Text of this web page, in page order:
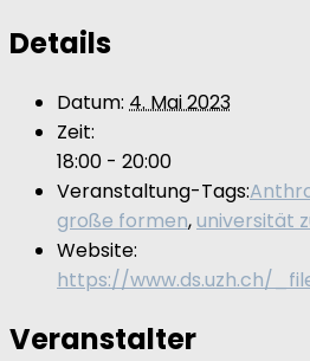
Details
Datum: 4. Mai 2023
Zeit:
18:00 - 20:00
Veranstaltung-Tags:
große formen,universität
Website:
https://www.ds.uzh.ch/
Veranstalter